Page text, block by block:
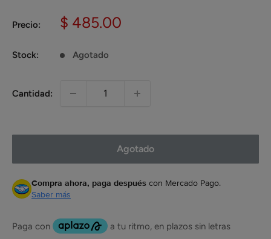
Precio:
Precio
venta
$ 485.00
Stock: Agotado
Cantidad:
Agotado
Compra ahora, paga después con Mercado Pago.
Saber más